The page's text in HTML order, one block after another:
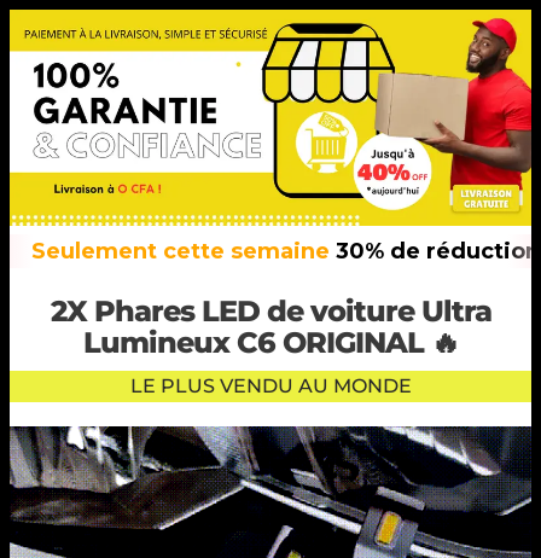
cette semaine30% de réductionsur
2X Phares LED de voiture Ultra
Lumineux C6 ORIGINAL 🔥
LE PLUS VENDU AU MONDE